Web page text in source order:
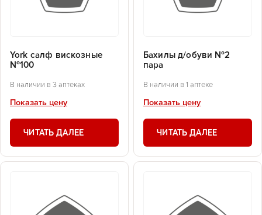
York салф вискозные
№100
В наличии в 3 аптеках
Показать цену
ЧИТАТЬ ДАЛЕЕ
Бахилы д/обуви №2
пара
В наличии в 1 аптеке
Показать цену
ЧИТАТЬ ДАЛЕЕ